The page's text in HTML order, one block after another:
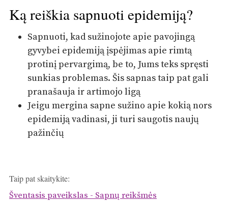
Ką reiškia sapnuoti epidemiją?
Sapnuoti, kad sužinojote apie pavojingą
gyvybei epidemiją įspėjimas apie rimtą
protinį pervargimą, be to, Jums teks spręsti
sunkias problemas. Šis sapnas taip pat gali
pranašauja ir artimojo ligą
Jeigu mergina sapne sužino apie kokią nors
epidemiją vadinasi, ji turi saugotis naujų
pažinčių
Taip pat skaitykite:
Šventasis paveikslas - Sapnų reikšmės